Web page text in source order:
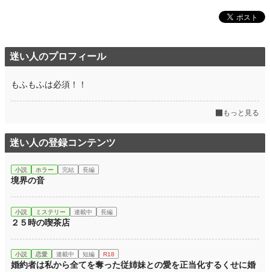
迷い人のプロフィール
もふもふは必須！！
もっと見る
迷い人の登録コンテンツ
小説 ホラー 完結 長編
境界の音
小説 ミステリー 連載中 長編
２５時の喫茶店
小説 恋愛 連載中 短編 R18
婚約者は私から全てを奪った従姉妹との愛を正当化するくせに婚